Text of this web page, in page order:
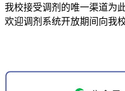
我校接受调剂的唯一渠道为
欢迎调剂系统开放期间向我